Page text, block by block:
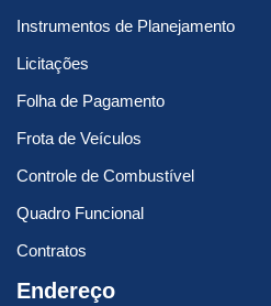
Instrumentos de Planejamento
Licitações
Folha de Pagamento
Frota de Veículos
Controle de Combustível
Quadro Funcional
Contratos
Endereço